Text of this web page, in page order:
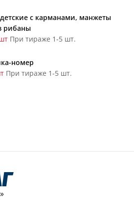
с карманами, манжеты
рибаны
При тираже 1-5 шт.
номер
При тираже 1-5 шт.